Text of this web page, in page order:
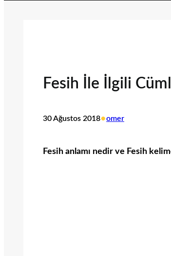
Fesih İle İlgili
30 Ağustos 2018•omer
Fesih anlamı nedir ve Fesih